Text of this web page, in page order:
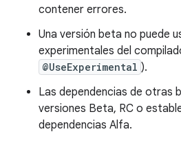
contener errores.
Una versión beta no puede
experimentales del
@UseExperimental ).
Las dependencias de otras
versiones Beta, RC o
dependencias Alfa.